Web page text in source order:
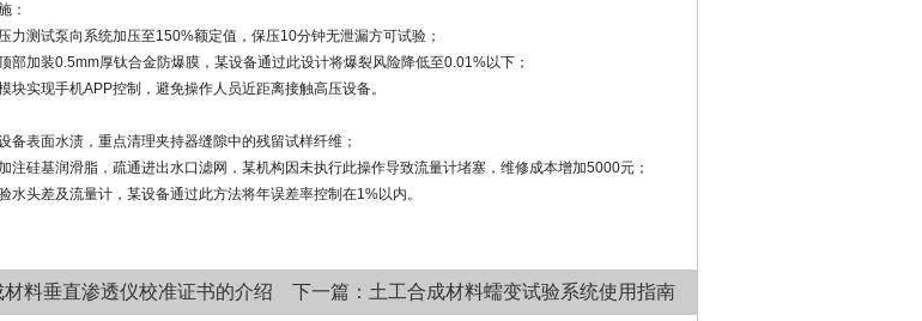
：
力测试泵向系统加压至150%额定值，保压10分钟无泄漏方可试验；
部加装0.5mm厚钛合金防爆膜，某设备通过此设计将爆裂风险降低至0.01%以下；
实现手机APP控制，避免操作人员近距离接触高压设备。
表面水渍，重点清理夹持器缝隙中的残留试样纤维；
注硅基润滑脂，疏通进出水口滤网，某机构因未执行此操作导致流量计堵塞，维修成本增加5000元；
头差及流量计，某设备通过此方法将年误差率控制在1%以内。
材料垂直渗透仪校准证书的介绍 下一篇：土工合成材料蠕变试验系统使用指南